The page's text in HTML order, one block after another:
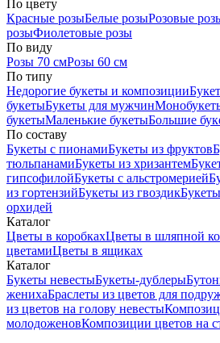
По цвету
Красные розыБелые розыРозовые
розыФиолетовые розы
По виду
Розы 70 смРозы 60 см
По типу
Недорогие букеты и композиции
букетыБукеты для мужчин
букетыМаленькие букетыБольшие
По составу
Букеты с пионамиБукеты из фруктов
тюльпанамиБукеты из хризантем
гипсофилойБукеты с альстромерией
из гортензийБукеты из гвоздик
орхидей
Каталог
Цветы в коробкахЦветы в шляпной
цветамиЦветы в ящиках
Каталог
Букеты невестыБукеты-дублеры
женихаБраслеты из цветов для
из цветов на голову невесты
молодоженовКомпозиции цветов на